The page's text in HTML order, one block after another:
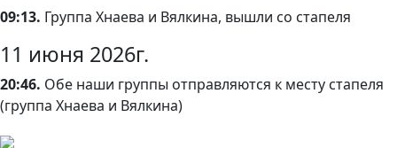
09:13. Группа Хнаева и Вялкина, вышли со стапеля
11 июня 2026г.
20:46. Обе наши группы отправляются к месту стапеля
(группа Хнаева и Вялкина)